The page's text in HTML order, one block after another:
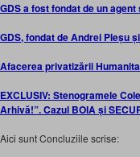
GDS a fost fondat de un
GDS, fondat de Andrei Pleșu
Afacerea privatizării
EXCLUSIV: Stenogramele
Arhivă!”. Cazul BOIA și
Aici sunt Concluziile scrise: